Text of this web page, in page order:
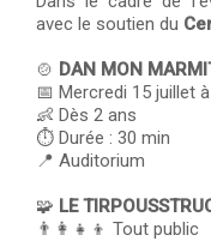
avec le soutien du
🍲 DAN MON
📅 Mercredi 15 juillet
👶 Dès 2 ans
⏱️ Durée : 30 min
📍 Auditorium
🧩 LE
👨‍👩‍👧‍👦 Tout public